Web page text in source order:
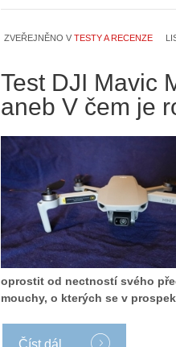
ZVEŘEJNĚNO V TESTY A RECENZE
Test DJI Mavic
aneb V čem je
oprostit od nectností svého
mouchy, o kterých se v
Číst dál...